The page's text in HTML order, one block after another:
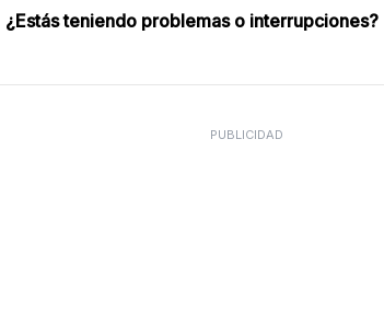
¿Estás teniendo problemas o interrupciones?
PUBLICIDAD